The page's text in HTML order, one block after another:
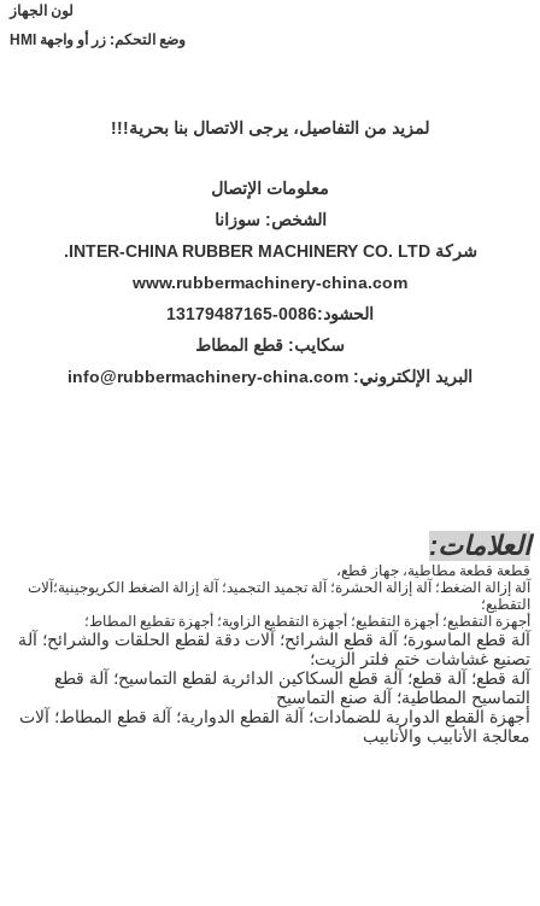
لون الجهاز
وضع التحكم: زر أو واجهة HMI
لمزيد من التفاصيل، يرجى الاتصال بنا بحرية!!!
معلومات الإتصال
الشخص: سوزانا
شركة INTER-CHINA RUBBER MACHINERY CO. LTD.
www.rubbermachinery-china.com
الحشود:
0086-13179487165
سكايب: قطع المطاط
البريد الإلكتروني: info@rubbermachinery-china.com
العلامات:
قطعة قطعة مطاطية، جهاز قطع،
آلة إزالة الضغط؛ آلة إزالة الحشرة؛ آلة تجميد التجميد؛ آلة إزالة الضغط الكريوجينية؛آلات
التقطيع؛
أجهزة التقطيع؛ أجهزة التقطيع؛ أجهزة التقطيع الزاوية؛ أجهزة تقطيع المطاط؛
آلة قطع الماسورة؛ آلة قطع الشرائح؛ آلات دقة لقطع الحلقات والشرائح؛ آلة
تصنيع غشاشات ختم فلتر الزيت؛
آلة قطع؛ آلة قطع؛ آلة قطع السكاكين الدائرية لقطع التماسيح؛ آلة قطع
التماسيح المطاطية؛ آلة صنع التماسيح
أجهزة القطع الدوارية للضمادات؛ آلة القطع الدوارية؛ آلة قطع المطاط؛ آلات
معالجة الأنابيب والأنابيب